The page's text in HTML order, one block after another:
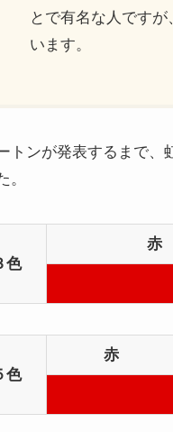
とで有名な人です
います。
トンが発表するまで、
。
色
赤
色
赤